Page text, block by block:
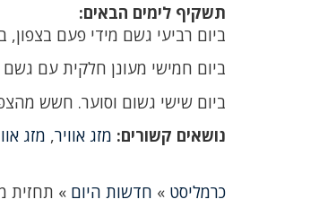
תשקיף לימים הבאים:
ביום רביעי גשם מידי פעם
ביום חמישי מעונן חלקית עם גשם
ביום שישי גשום וסוער. חשש
נושאים קשורים: מזג אוויר, מזג
כרמליסט » חדשות היום » תחזית מזג האוויר(23/